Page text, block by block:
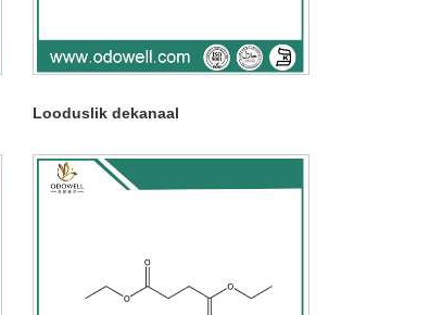
Looduslik dekanaal